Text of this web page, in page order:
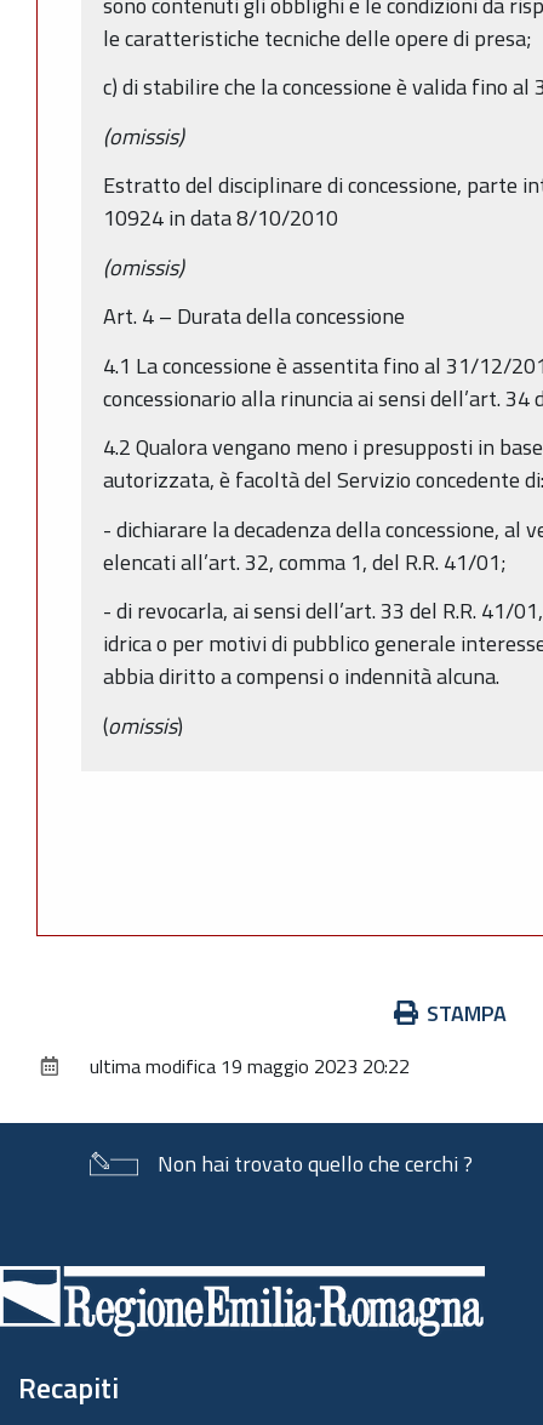
le caratteristiche tecniche delle opere di presa;
c) di stabilire che la concessione è valida fino
(omissis)
Estratto del disciplinare di concessione, parte
10924 in data 8/10/2010
(omissis)
Art. 4 – Durata della concessione
4.1 La concessione è assentita fino al 31/12/
concessionario alla rinuncia ai sensi dell’art. 34
4.2 Qualora vengano meno i presupposti in
autorizzata, è facoltà del Servizio concedente di:
- dichiarare la decadenza della concessione, al
elencati all’art. 32, comma 1, del R.R. 41/01;
- di revocarla, ai sensi dell’art. 33 del R.R. 41/
idrica o per motivi di pubblico generale
abbia diritto a compensi o indennità alcuna.
(omissis)
documento
STAMPA
ultima modifica 19 maggio 2023 20:22
Non hai trovato quello che cerchi ?
di
pagina
Recapiti